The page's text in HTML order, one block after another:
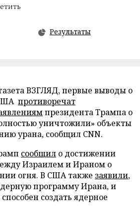
Результаты
ВЗГЛЯД, первые выводы о
противоречат
президента Трампа о
уничтожили» объекты
урана, сообщил CNN.
сообщил о достижении
Израилем и Ираном о
огня. В США также заявили,
программу Ирана, и
создать ядерное